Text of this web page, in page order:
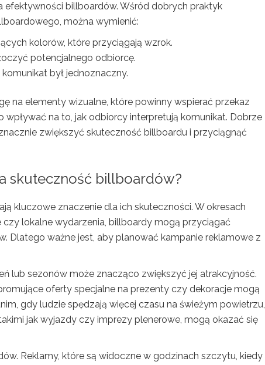
efektywności billboardów. Wśród dobrych praktyk
można wymienić:
kolorów, które przyciągają wzrok.
potencjalnego odbiorcę.
był jednoznaczny.
na elementy wizualne, które powinny wspierać przekaz
na to, jak odbiorcy interpretują komunikat. Dobrze
zwiększyć skuteczność billboardu i przyciągnąć
skuteczność billboardów?
kluczowe znaczenie dla ich skuteczności. W okresach
lokalne wydarzenia, billboardy mogą przyciągać
Dlatego ważne jest, aby planować kampanie reklamowe z
lub sezonów może znacząco zwiększyć jej atrakcyjność.
oferty specjalne na prezenty czy dekoracje mogą
gdy ludzie spędzają więcej czasu na świeżym powietrzu,
jak wyjazdy czy imprezy plenerowe, mogą okazać się
Reklamy, które są widoczne w godzinach szczytu, kiedy